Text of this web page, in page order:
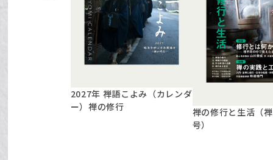
2027年 禅語こよみ（カレンダ
ー）禅の修行
禅の修行と生活（
号）